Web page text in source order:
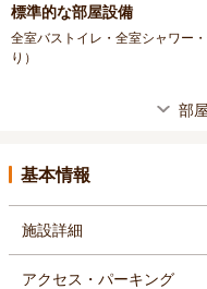
標準的な部屋設備
全室バストイレ・全室シャワー
り）
部
基本情報
施設詳細
アクセス・パーキング